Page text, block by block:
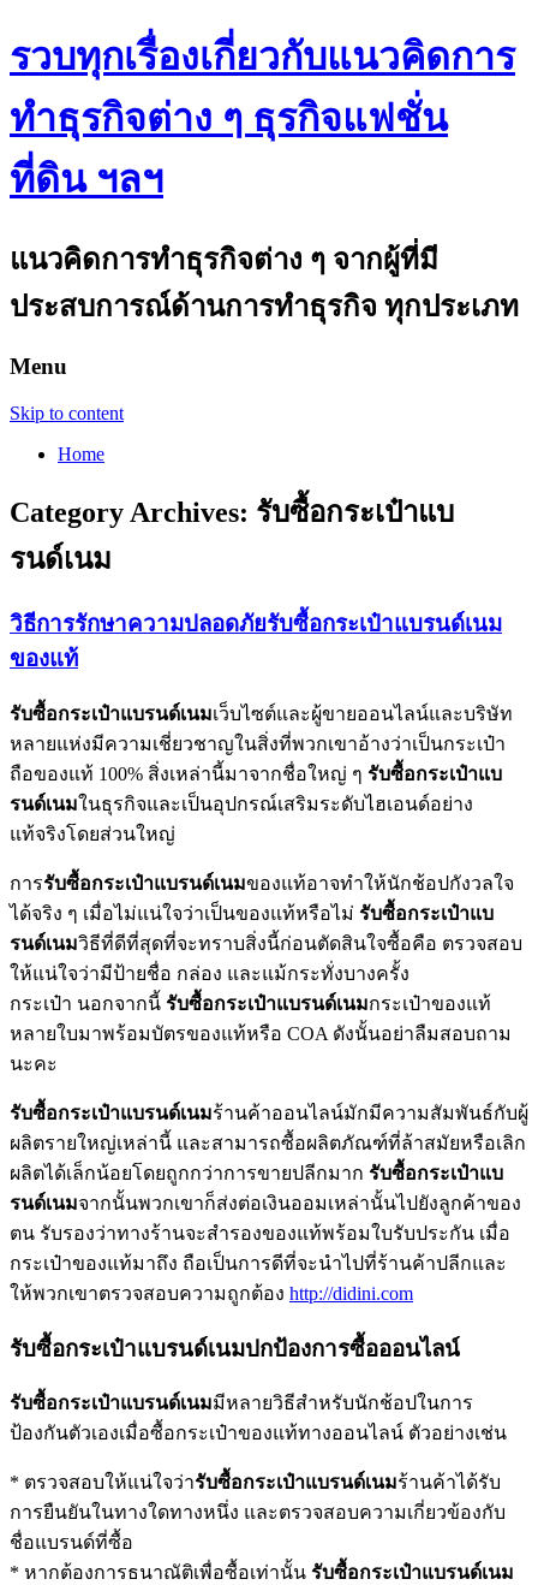
รวบทุกเรื่องเกี่ยวกับแนวคิดการ
ทำธุรกิจต่าง ๆ ธุรกิจแฟชั่น
ที่ดิน ฯลฯ
แนวคิดการทำธุรกิจต่าง ๆ จากผู้ที่มี
ประสบการณ์ด้านการทำธุรกิจ ทุกประเภท
Menu
Skip to content
Home
Category Archives: รับซื้อกระเป๋าแบ
รนด์เนม
วิธีการรักษาความปลอดภัยรับซื้อกระเป๋าแบรนด์เนม
ของแท้
รับซื้อกระเป๋าแบรนด์เนมเว็บไซต์และผู้ขายออนไลน์และบริษัท
หลายแห่งมีความเชี่ยวชาญในสิ่งที่พวกเขาอ้างว่าเป็นกระเป๋า
ถือของแท้ 100% สิ่งเหล่านี้มาจากชื่อใหญ่ ๆ รับซื้อกระเป๋าแบ
รนด์เนมในธุรกิจและเป็นอุปกรณ์เสริมระดับไฮเอนด์อย่าง
แท้จริงโดยส่วนใหญ่
การรับซื้อกระเป๋าแบรนด์เนมของแท้อาจทำให้นักช้อปกังวลใจ
ได้จริง ๆ เมื่อไม่แน่ใจว่าเป็นของแท้หรือไม่ รับซื้อกระเป๋าแบ
รนด์เนมวิธีที่ดีที่สุดที่จะทราบสิ่งนี้ก่อนตัดสินใจซื้อคือ ตรวจสอบ
ให้แน่ใจว่ามีป้ายชื่อ กล่อง และแม้กระทั่งบางครั้ง
กระเป๋า นอกจากนี้ รับซื้อกระเป๋าแบรนด์เนมกระเป๋าของแท้
หลายใบมาพร้อมบัตรของแท้หรือ COA ดังนั้นอย่าลืมสอบถาม
นะคะ
รับซื้อกระเป๋าแบรนด์เนมร้านค้าออนไลน์มักมีความสัมพันธ์กับผู้
ผลิตรายใหญ่เหล่านี้ และสามารถซื้อผลิตภัณฑ์ที่ล้าสมัยหรือเลิก
ผลิตได้เล็กน้อยโดยถูกกว่าการขายปลีกมาก รับซื้อกระเป๋าแบ
รนด์เนมจากนั้นพวกเขาก็ส่งต่อเงินออมเหล่านั้นไปยังลูกค้าของ
ตน รับรองว่าทางร้านจะสำรองของแท้พร้อมใบรับประกัน เมื่อ
กระเป๋าของแท้มาถึง ถือเป็นการดีที่จะนำไปที่ร้านค้าปลีกและ
ให้พวกเขาตรวจสอบความถูกต้อง http://didini.com
รับซื้อกระเป๋าแบรนด์เนมปกป้องการซื้อออนไลน์
รับซื้อกระเป๋าแบรนด์เนมมีหลายวิธีสำหรับนักช้อปในการ
ป้องกันตัวเองเมื่อซื้อกระเป๋าของแท้ทางออนไลน์ ตัวอย่างเช่น
* ตรวจสอบให้แน่ใจว่ารับซื้อกระเป๋าแบรนด์เนมร้านค้าได้รับ
การยืนยันในทางใดทางหนึ่ง และตรวจสอบความเกี่ยวข้องกับ
ชื่อแบรนด์ที่ซื้อ
* หากต้องการธนาณัติเพื่อซื้อเท่านั้น รับซื้อกระเป๋าแบรนด์เนม